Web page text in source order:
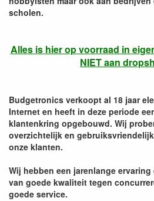
scholen.
Alles is hier op voorraad in
NIET aan
Budgetronics verkoopt al 18 jaar
Internet en heeft in deze periode
klantenkring opgebouwd. Wij
overzichtelijk en
onze klanten.
Wij hebben een jarenlange
van goede kwaliteit tegen
goede service.